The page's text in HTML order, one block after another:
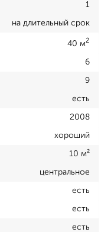
1
на длительный срок
40 м2
6
9
есть
2008
хороший
10 м²
центральное
есть
есть
есть